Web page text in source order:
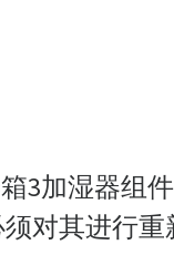
3加湿器组
对其进行重